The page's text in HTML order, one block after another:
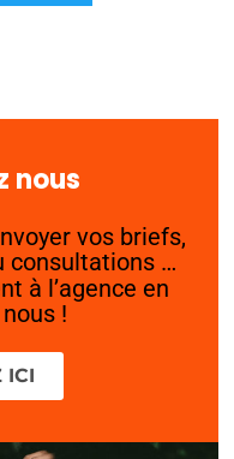
nous
vos briefs,
consultations …
à l’agence en
!
ICI